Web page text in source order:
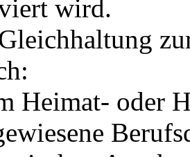
wird.
Heimat- oder